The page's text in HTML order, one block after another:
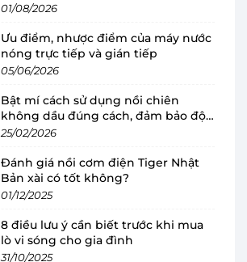
01/08/2026
Ưu điểm, nhược điểm của máy nước
nóng trực tiếp và gián tiếp
05/06/2026
Bật mí cách sử dụng nồi chiên
không dầu đúng cách, đảm bảo độ
bền
25/02/2026
Đánh giá nồi cơm điện Tiger Nhật
Bản xài có tốt không?
01/12/2025
8 điều lưu ý cần biết trước khi mua
lò vi sóng cho gia đình
31/10/2025